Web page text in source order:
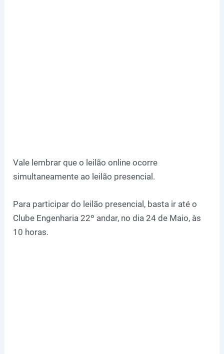
Vale lembrar que o leilão online ocorre
simultaneamente ao leilão presencial.
Para participar do leilão presencial, basta ir até o
Clube Engenharia 22º andar, no dia 24 de Maio, às
10 horas.